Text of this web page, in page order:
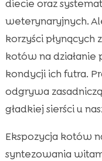
diecie oraz
weterynaryjnych.
korzyści
kotów na działanie
kondycji ich futra.
odgrywa
gładkiej sierści u
Ekspozycja kotów
syntezowania